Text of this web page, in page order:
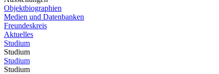
Objektbiographien
Medien und Datenbanken
Freundeskreis
Aktuelles
Studium
Studium
Studium
Studium